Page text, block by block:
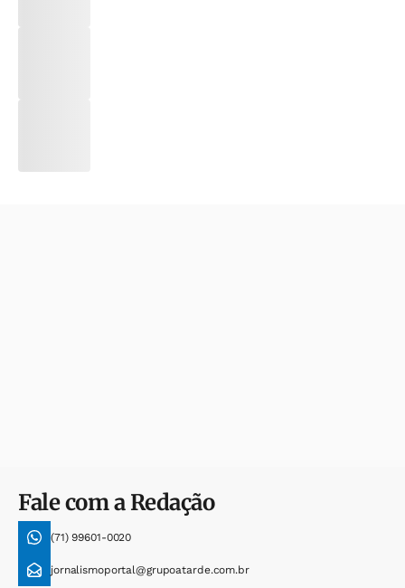
Fale com a Redação
(71) 99601-0020
jornalismoportal@grupoatarde.com.br